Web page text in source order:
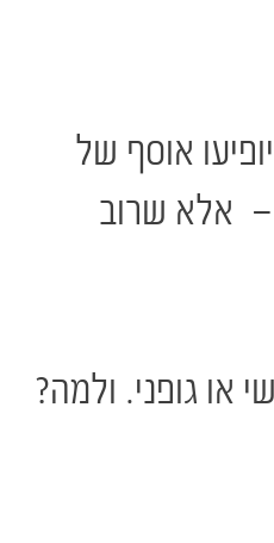
אוסף של
אלא שרוב
או גופני. ולמה?